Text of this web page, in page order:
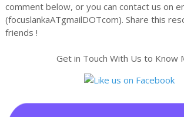
comment below, or you can contact us on
(focuslankaATgmailDOTcom). Share this
friends !
Get in Touch With Us to Know